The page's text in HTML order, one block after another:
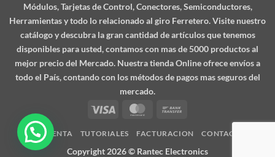
Módulos, Tarjetas de Control, Conectores, Semiconductores,
Herramientas y todo lo relacionado al giro Ferretero. Visite nuestro
catálogo y descubra la gran cantidad de artículos que tenemos
disponibles para usted, contamos con mas de 5000 productos al
mejor precio del Mercado. Nuestra tienda Online ofrece envíos a
todo el País, contando con los métodos de pagos mas seguros del
mercado.
Visa
MasterCard
MI CUENTA TUTORIALES FACTURACION CONTACTO
Copyright 2026 © Rantec Electronics